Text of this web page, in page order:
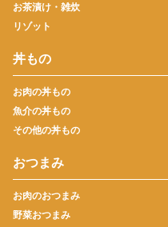
お茶漬け・雑炊
リゾット
丼もの
お肉の丼もの
魚介の丼もの
その他の丼もの
おつまみ
お肉のおつまみ
野菜おつまみ